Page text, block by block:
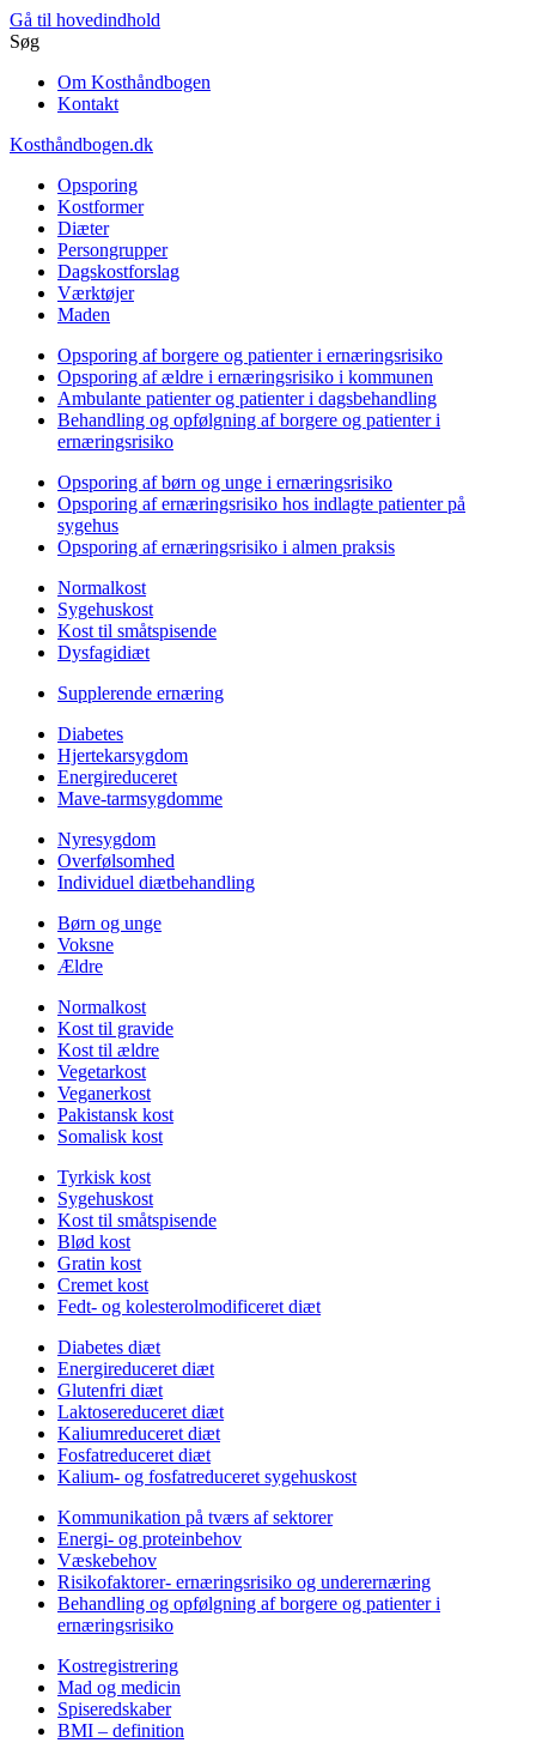
Gå til hovedindhold
Søg
Om Kosthåndbogen
Kontakt
Kosthåndbogen.dk
Opsporing
Kostformer
Diæter
Persongrupper
Dagskostforslag
Værktøjer
Maden
Opsporing af borgere og patienter i ernæringsrisiko
Opsporing af ældre i ernæringsrisiko i kommunen
Ambulante patienter og patienter i dagsbehandling
Behandling og opfølgning af borgere og patienter i
ernæringsrisiko
Opsporing af børn og unge i ernæringsrisiko
Opsporing af ernæringsrisiko hos indlagte patienter på
sygehus
Opsporing af ernæringsrisiko i almen praksis
Normalkost
Sygehuskost
Kost til småtspisende
Dysfagidiæt
Supplerende ernæring
Diabetes
Hjertekarsygdom
Energireduceret
Mave-tarmsygdomme
Nyresygdom
Overfølsomhed
Individuel diætbehandling
Børn og unge
Voksne
Ældre
Normalkost
Kost til gravide
Kost til ældre
Vegetarkost
Veganerkost
Pakistansk kost
Somalisk kost
Tyrkisk kost
Sygehuskost
Kost til småtspisende
Blød kost
Gratin kost
Cremet kost
Fedt- og kolesterolmodificeret diæt
Diabetes diæt
Energireduceret diæt
Glutenfri diæt
Laktosereduceret diæt
Kaliumreduceret diæt
Fosfatreduceret diæt
Kalium- og fosfatreduceret sygehuskost
Kommunikation på tværs af sektorer
Energi- og proteinbehov
Væskebehov
Risikofaktorer- ernæringsrisiko og underernæring
Behandling og opfølgning af borgere og patienter i
ernæringsrisiko
Kostregistrering
Mad og medicin
Spiseredskaber
BMI – definition